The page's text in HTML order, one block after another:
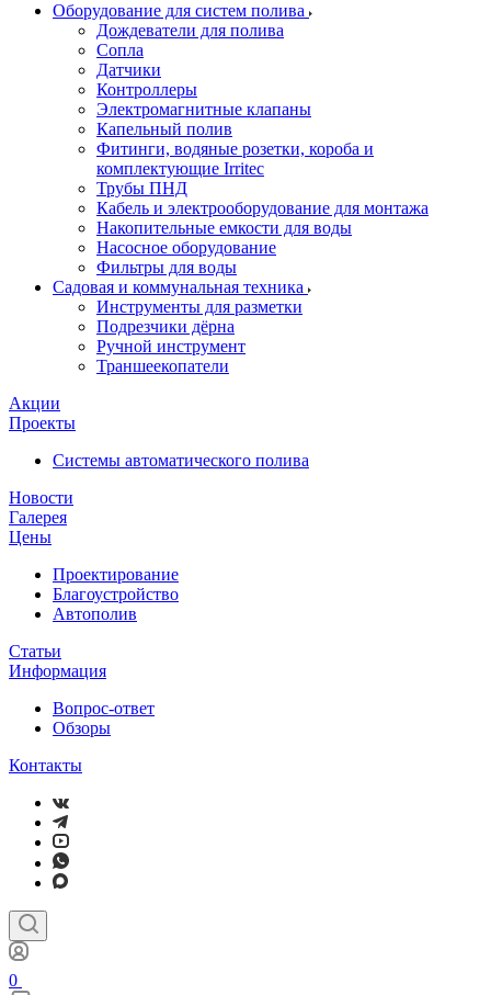
Оборудование для систем полива
Дождеватели для полива
Сопла
Датчики
Контроллеры
Электромагнитные клапаны
Капельный полив
Фитинги, водяные розетки, короба и
комплектующие Irritec
Трубы ПНД
Кабель и электрооборудование для монтажа
Накопительные емкости для воды
Насосное оборудование
Фильтры для воды
Садовая и коммунальная техника
Инструменты для разметки
Подрезчики дёрна
Ручной инструмент
Траншеекопатели
Акции
Проекты
Системы автоматического полива
Новости
Галерея
Цены
Проектирование
Благоустройство
Автополив
Статьи
Информация
Вопрос-ответ
Обзоры
Контакты
0